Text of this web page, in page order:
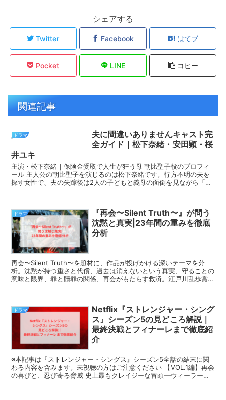
シェアする
Twitter Facebook はてブ
Pocket LINE コピー
関連記事
ドラマ
夫に間違いありませんキャスト完
全ガイド｜松下奈緒・安田顕・桜
井ユキ
主演・松下奈緒｜保険金受取で人生が狂う母 朝比聖子役のプロフィ
ール 主人公の朝比聖子を演じるのは松下奈緒です。行方不明の夫を
探す女性で、夫の失踪後は2人の子どもと義母の面倒を見ながら「あ
ドラマ
『再会〜Silent Truth〜』が問う
沈黙と真実|23年間の重みを徹底
分析
再会〜Silent Truth〜を題材に、作品が投げかける深いテーマを分
析。沈黙が持つ重さと代償、過去は消えないという真実、守ることの
意味と限界、罪と贖罪の関係、再会がもたらす救済。江戸川乱歩賞受
ドラマ
Netflix『ストレンジャー・シング
ス』シーズン5の見どころ解説｜
最終決戦とフィナーレまで徹底紹
介
※本記事は『ストレンジャー・シングス』シーズン5全話の結末に関
わる内容を含みます。未視聴の方はご注意ください 【VOL.1編】再会
の喜びと、忍び寄る脅威 史上最もクレイジーな冒頭―ウィーラー家